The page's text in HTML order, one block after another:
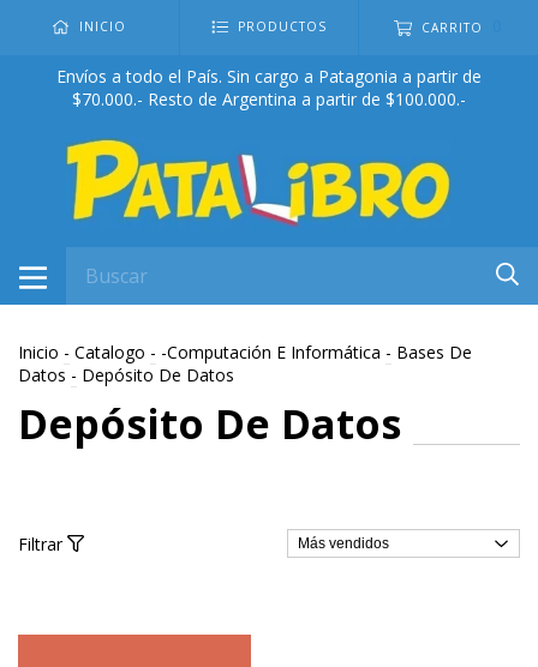
INICIO PRODUCTOS CARRITO
Envíos a todo el País. Sin cargo a Patagonia a partir de
$70.000.- Resto de Argentina a partir de $100.000.-
Inicio - Catalogo - -Computación E Informática - Bases De
Datos - Depósito De Datos
Depósito De Datos
Filtrar